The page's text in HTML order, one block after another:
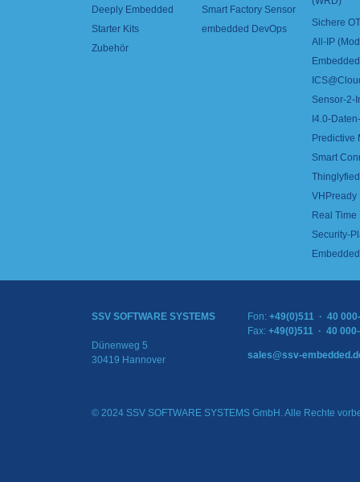
Deeply Embedded
Starter Kits
Zubehör
Smart Factory Sensor
embedded DevOps
Sichere
All-IP
Sensor-2-
I4.0-
Predictive
Smart
VHPready
Real
Security-
SSV SOFTWARE SYSTEMS
Dünenweg 5
30419 Hannover
Fon: +49(0)511 · 40
Fax: +49(0)511 · 40
sales@ssv-
© 2024 SSV SOFTWARE SYSTEMS GmbH. Alle Rechte